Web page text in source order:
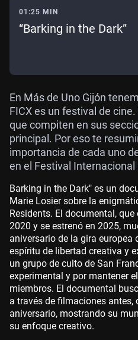
01:25 MIN
“Barking in the Dark”
En Más de Uno Gijón
FICX es un festival de
que compiten en sus
principal. Por eso te
importancia de cada uno
en el Festival Internacional
Barking in the Dark" es un
Marie Losier sobre la
Residents. El documental,
2020 y se estrenó en 2025,
aniversario de la gira europea
espíritu de libertad creativa y
un grupo de culto de San
experimental y por mantener
miembros. El documental
a través de filmaciones antes,
aniversario, mostrando su
su enfoque creativo.